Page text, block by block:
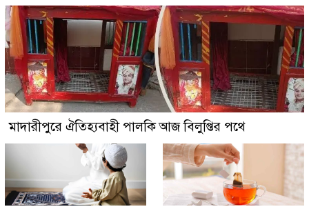
মাদারীপুরে ঐতিহ্যবাহী পালকি আজ বিলুপ্তির পথে